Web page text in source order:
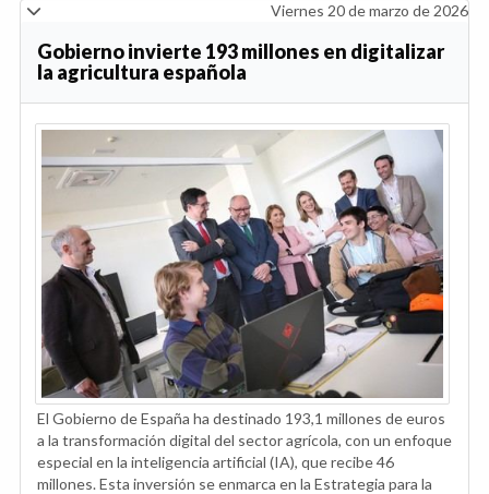
Viernes 20 de marzo de 2026
Gobierno invierte 193 millones en digitalizar
la agricultura española
El Gobierno de España ha destinado 193,1 millones de euros
a la transformación digital del sector agrícola, con un enfoque
especial en la inteligencia artificial (IA), que recibe 46
millones. Esta inversión se enmarca en la Estrategia para la